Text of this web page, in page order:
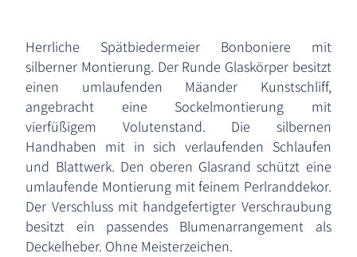
Herrliche Spätbiedermeier Bonboniere mit
silberner Montierung. Der Runde Glaskörper besitzt
einen umlaufenden Mäander Kunstschliff,
angebracht eine Sockelmontierung mit
vierfüßigem Volutenstand. Die silbernen
Handhaben mit in sich verlaufenden Schlaufen
und Blattwerk. Den oberen Glasrand schützt eine
umlaufende Montierung mit feinem Perlranddekor.
Der Verschluss mit handgefertigter Verschraubung
besitzt ein passendes Blumenarrangement als
Deckelheber. Ohne Meisterzeichen.